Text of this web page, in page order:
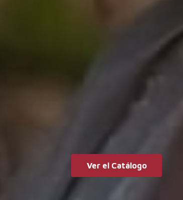
Ver el Catálogo